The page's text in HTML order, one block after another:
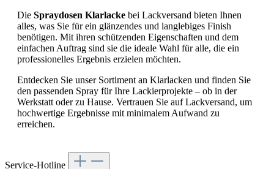
Die Spraydosen Klarlacke bei Lackversand bieten Ihnen
alles, was Sie für ein glänzendes und langlebiges Finish
benötigen. Mit ihren schützenden Eigenschaften und dem
einfachen Auftrag sind sie die ideale Wahl für alle, die ein
professionelles Ergebnis erzielen möchten.
Entdecken Sie unser Sortiment an Klarlacken und finden Sie
den passenden Spray für Ihre Lackierprojekte – ob in der
Werkstatt oder zu Hause. Vertrauen Sie auf Lackversand, um
hochwertige Ergebnisse mit minimalem Aufwand zu
erreichen.
Service-Hotline